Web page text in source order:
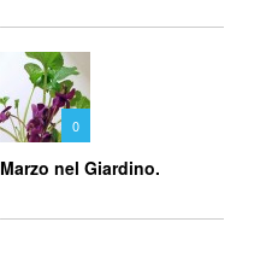
0
Marzo nel Giardino.